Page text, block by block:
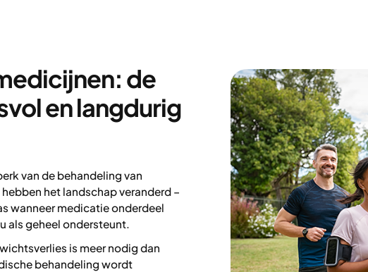
de
en langdurig
van de behandeling van
het landschap veranderd –
wanneer medicatie onderdeel
als geheel ondersteunt.
is meer nodig dan
behandeling wordt